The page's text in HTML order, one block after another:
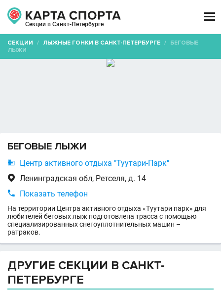
Секции в Санкт-Петербурге

СЕКЦИИ / ЛЫЖНЫЕ ГОНКИ В САНКТ-ПЕТЕРБУРГЕ / БЕГОВЫЕ
ЛЫЖИ
БЕГОВЫЕ ЛЫЖИ
 Центр активного отдыха "Туутари-Парк"
 Ленинградская обл, Ретселя, д. 14
 Показать телефон
На территории Центра активного отдыха «Туутари парк» для
любителей беговых лыж подготовлена трасса с помощью
специализированных снегоуплотнительных машин –
ратраков.
ДРУГИЕ СЕКЦИИ В САНКТ-
ПЕТЕРБУРГЕ